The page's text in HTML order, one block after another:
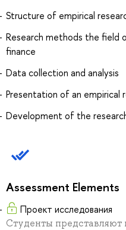
Structure of empirical
Research methods the field
finance
Data collection and analysis
Presentation of an empirical
Development of the
Assessment Elements
Проект исследования
Студенты представляют